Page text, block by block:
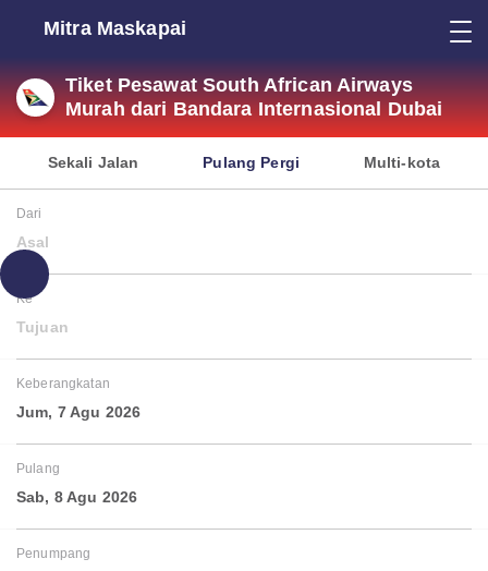
Mitra Maskapai
Tiket Pesawat South African Airways
Murah dari Bandara Internasional Dubai
Sekali Jalan Pulang Pergi Multi-kota
Dari
Asal
Ke
Tujuan
Keberangkatan
Jum, 7 Agu 2026
Pulang
Sab, 8 Agu 2026
Penumpang